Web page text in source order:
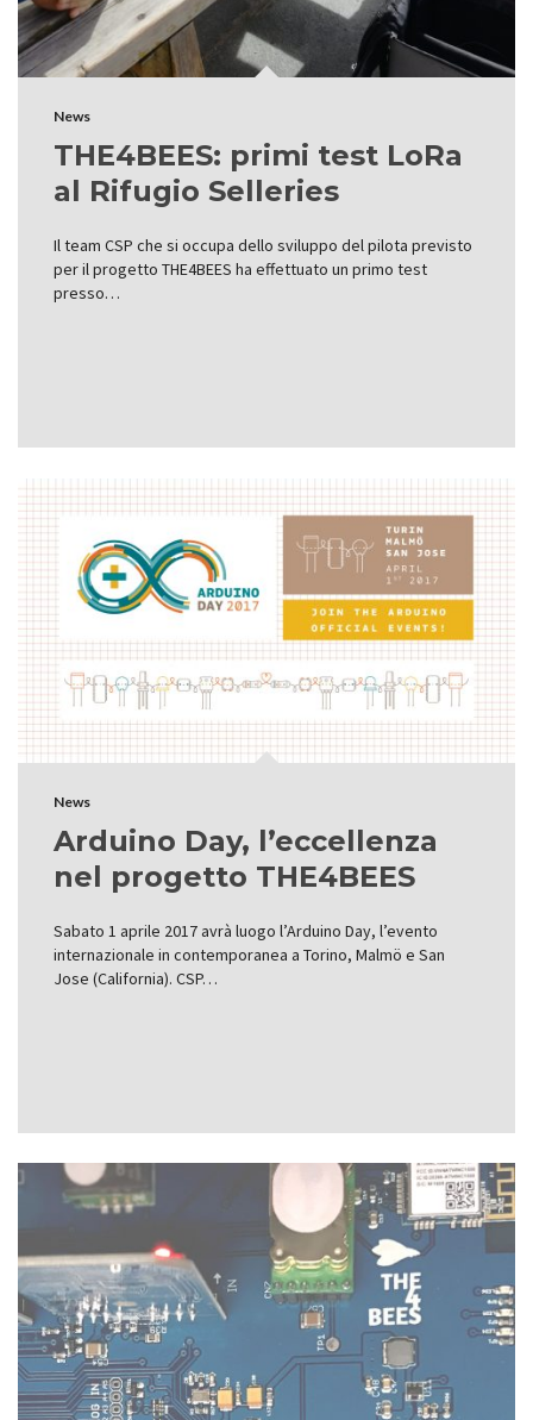
News
THE4BEES: primi test LoRa
al Rifugio Selleries
Il team CSP che si occupa dello sviluppo del pilota previsto
per il progetto THE4BEES ha effettuato un primo test
presso…
News
Arduino Day, l’eccellenza
nel progetto THE4BEES
Sabato 1 aprile 2017 avrà luogo l’Arduino Day, l’evento
internazionale in contemporanea a Torino, Malmö e San
Jose (California). CSP…